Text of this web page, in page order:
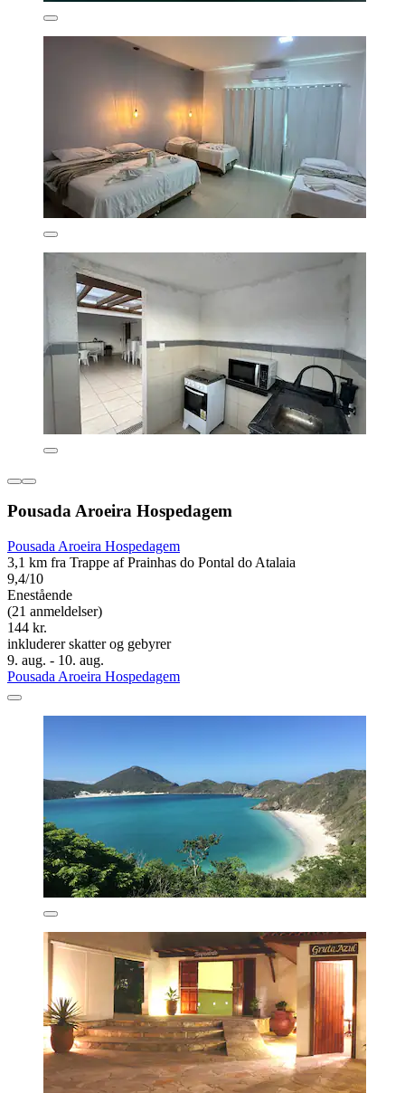
Pousada Aroeira Hospedagem
Pousada Aroeira Hospedagem
3,1 km fra Trappe af Prainhas do Pontal do Atalaia
9,4/10
Enestående
(21 anmeldelser)
144 kr.
inkluderer skatter og gebyrer
9. aug. - 10. aug.
Pousada Aroeira Hospedagem